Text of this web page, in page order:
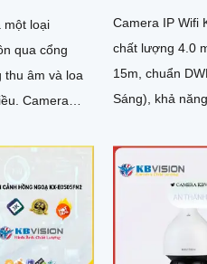
một loại
qua cổng
thu âm và loa
rõ nét ở mọi
Camera IP Wifi
chất lượng 4.0
15m, chuẩn
Sáng), khả năng xoay 360 độ, âm thanh